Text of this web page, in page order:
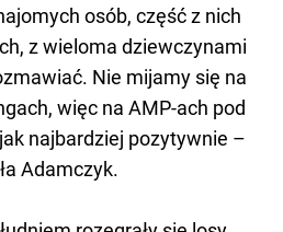
osób, część z nich
z wieloma dziewczynami
Nie mijamy się na
więc na AMP-ach pod
najbardziej pozytywnie –
Adamczyk.